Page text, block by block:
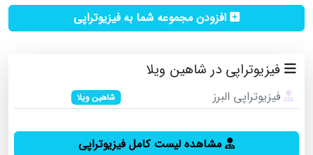
افزودن مجموعه شما به فیزیوتراپی
فیزیوتراپی در شاهین ویلا
فیزیوتراپی البرز شاهین ویلا
مشاهده لیست کامل فیزیوتراپی